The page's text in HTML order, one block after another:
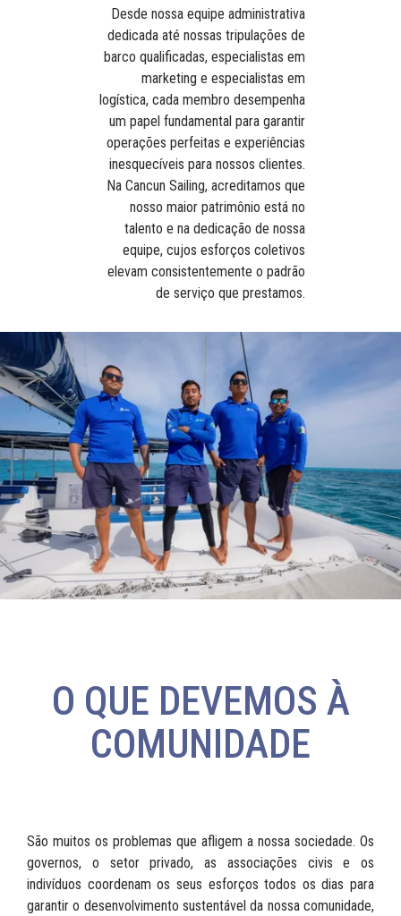
Desde nossa equipe administrativa
dedicada até nossas tripulações de
barco qualificadas, especialistas em
marketing e especialistas em
logística, cada membro desempenha
um papel fundamental para garantir
operações perfeitas e experiências
inesquecíveis para nossos clientes.
Na Cancun Sailing, acreditamos que
nosso maior patrimônio está no
talento e na dedicação de nossa
equipe, cujos esforços coletivos
elevam consistentemente o padrão
de serviço que prestamos.
O QUE DEVEMOS À
COMUNIDADE
São muitos os problemas que afligem a nossa sociedade. Os
governos, o setor privado, as associações civis e os
indivíduos coordenam os seus esforços todos os dias para
garantir o desenvolvimento sustentável da nossa comunidade,